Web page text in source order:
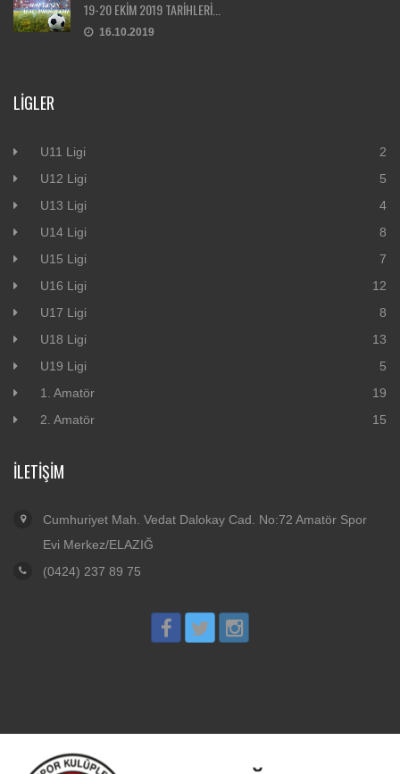
19-20 EKİM 2019 TARİHLERİ...
16.10.2019
LIGLER
U11 Ligi
2
U12 Ligi
5
U13 Ligi
4
U14 Ligi
8
U15 Ligi
7
U16 Ligi
12
U17 Ligi
8
U18 Ligi
13
U19 Ligi
5
1. Amatör
19
2. Amatör
15
İLETIŞIM
Cumhuriyet Mah. Vedat Dalokay Cad. No:72 Amatör Spor
Evi Merkez/ELAZIĞ
(0424) 237 89 75